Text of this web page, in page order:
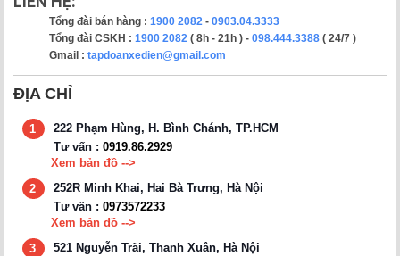
Tổng đài bán hàng : 1900 2082 - 0903.04.3333
Tổng đài CSKH : 1900 2082 ( 8h - 21h ) - 098.444.3388 ( 24/7 )
Gmail : tapdoanxedien@gmail.com
ĐỊA CHỈ
1
222 Phạm Hùng, H. Bình Chánh, TP.HCM
Tư vấn : 0919.86.2929
Xem bản đồ -->
2
252R Minh Khai, Hai Bà Trưng, Hà Nội
Tư vấn : 0973572233
Xem bản đồ -->
3
521 Nguyễn Trãi, Thanh Xuân, Hà Nội